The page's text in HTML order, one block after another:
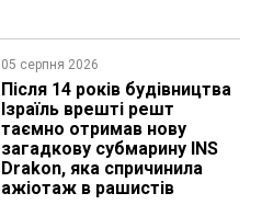
05 серпня 2026
Після 14 років будівництва
Ізраїль врешті решт
таємно отримав нову
загадкову субмарину INS
Drakon, яка спричинила
ажіотаж в рашистів